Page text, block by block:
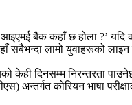
बैंक कहाँ छ होला ?’ यदि
सबैभन्दा लामो युवाहरूको लाइन
केही दिनसम्म निरन्तरता
अन्तर्गत कोरियन भाषा